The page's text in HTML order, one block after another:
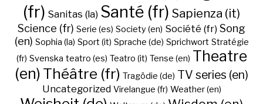
(fr) Sanitas (la) Santé (fr) Sapienza (it)
Science (fr) Serie (es) Society (en) Société (fr) Song
(en) Sophia (la) Sport (it) Sprache (de) Sprichwort Stratégie
(fr) Svenska teatro (es) Teatro (it) Tense (en) Theatre
(en) Théâtre (fr) Tragödie (de) TV series (en)
Uncategorized Virelangue (fr) Weather (en)